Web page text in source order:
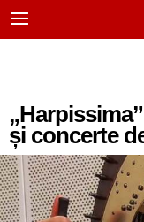
și concerte